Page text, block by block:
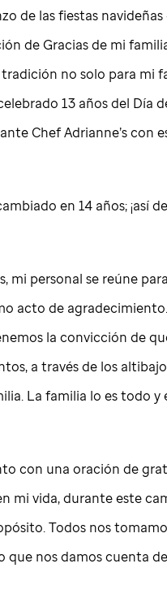
de las fiestas navideñas
de Gracias de mi
no solo para mi
13 años del Día
Chef Adrianne’s con
en 14 años; ¡así
mi personal se reúne
acto de
la convicción de
a través de los
La familia lo es todo y
con una oración de
mi vida, durante este
Todos nos
que nos damos cuenta